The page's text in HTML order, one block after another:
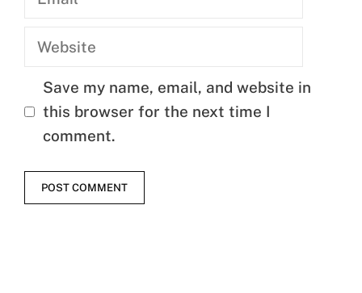
Website
Save my name, email, and website in
this browser for the next time I
comment.